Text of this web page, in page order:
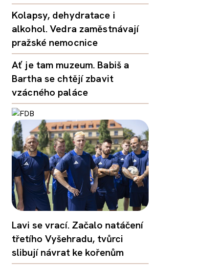
Kolapsy, dehydratace i
alkohol. Vedra zaměstnávají
pražské nemocnice
Ať je tam muzeum. Babiš a
Bartha se chtějí zbavit
vzácného paláce
Lavi se vrací. Začalo natáčení
třetího Vyšehradu, tvůrci
slibují návrat ke kořenům